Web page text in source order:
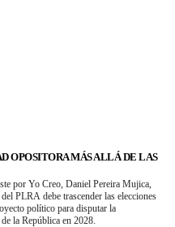
OPOSITORA MÁS ALLÁ DE LAS
por Yo Creo, Daniel Pereira Mujica,
PLRA debe trascender las elecciones
político para disputar la
la República en 2028.